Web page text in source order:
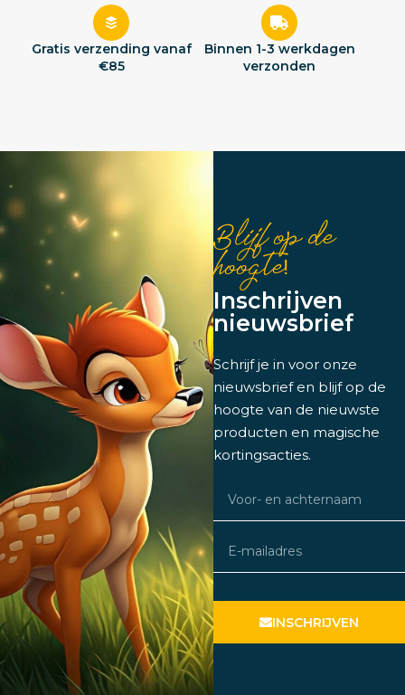
Gratis verzending vanaf
€85
Binnen 1-3 werkdagen
verzonden
Blijf op de
hoogte!
Inschrijven
nieuwsbrief
Schrijf je in voor onze
nieuwsbrief en blijf op de
hoogte van de nieuwste
producten en magische
kortingsacties.
INSCHRIJVEN